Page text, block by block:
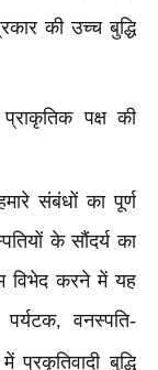
की उच्च बुद्धि
पक्ष की
संबंधों का पूर्ण
के सौंदर्य का
विभेद करने में यह
पर्यटक,वनस्पति-
में प्रकृतिवादी बुद्धि